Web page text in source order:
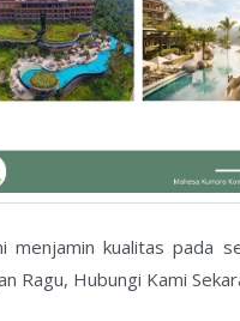
menjamin kualitas pada
Ragu, Hubungi Kami